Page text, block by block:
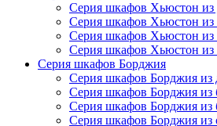
Серия шкафов Хьюстон из
Серия шкафов Хьюстон из
Серия шкафов Хьюстон из
Серия шкафов Хьюстон из
Серия шкафов Борджия
Серия шкафов Борджия из
Серия шкафов Борджия из
Серия шкафов Борджия из
Серия шкафов Борджия из